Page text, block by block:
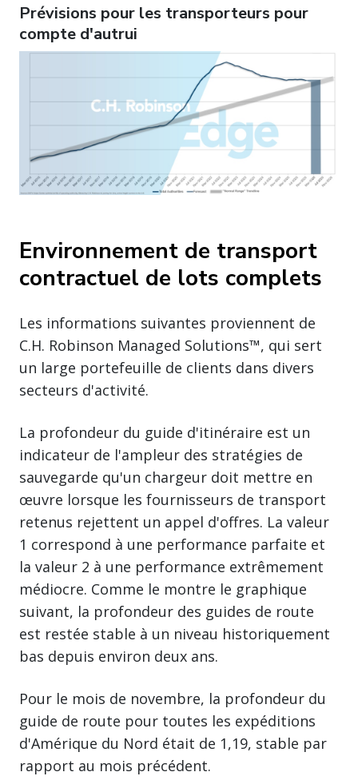
Prévisions pour les transporteurs pour
compte d'autrui
Environnement de transport
contractuel de lots complets
Les informations suivantes proviennent de
C.H. Robinson Managed Solutions™, qui sert
un large portefeuille de clients dans divers
secteurs d'activité.
La profondeur du guide d'itinéraire est un
indicateur de l'ampleur des stratégies de
sauvegarde qu'un chargeur doit mettre en
œuvre lorsque les fournisseurs de transport
retenus rejettent un appel d'offres. La valeur
1 correspond à une performance parfaite et
la valeur 2 à une performance extrêmement
médiocre. Comme le montre le graphique
suivant, la profondeur des guides de route
est restée stable à un niveau historiquement
bas depuis environ deux ans.
Pour le mois de novembre, la profondeur du
guide de route pour toutes les expéditions
d'Amérique du Nord était de 1,19, stable par
rapport au mois précédent.